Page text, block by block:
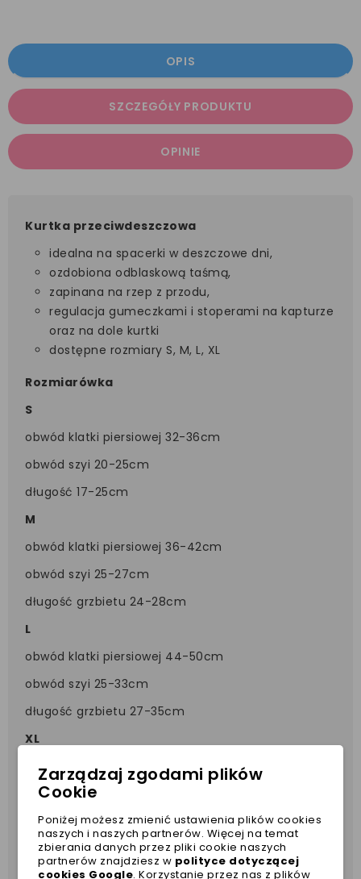
OPIS
SZCZEGÓŁY PRODUKTU
OPINIE
Kurtka przeciwdeszczowa
idealna na spacerki w deszczowe dni,
ozdobiona odblaskową taśmą,
zapinana na rzep z przodu,
regulacja gumeczkami i stoperami na kapturze
oraz na dole kurtki
dostępne rozmiary S, M, L, XL
Rozmiarówka
S
obwód klatki piersiowej 32-36cm
obwód szyi 20-25cm
długość 17-25cm
M
obwód klatki piersiowej 36-42cm
obwód szyi 25-27cm
długość grzbietu 24-28cm
L
obwód klatki piersiowej 44-50cm
obwód szyi 25-33cm
długość grzbietu 27-35cm
XL
obwód klatki piersiowej 50-55cm
obwód karku 30-35cm
długość grzbietu 35-40cm
Zarządzaj zgodami plików
Cookie
Poniżej możesz zmienić ustawienia plików cookies
naszych i naszych partnerów. Więcej na temat
zbierania danych przez pliki cookie naszych
partnerów znajdziesz w polityce dotyczącej
cookies Google. Korzystanie przez nas z plików